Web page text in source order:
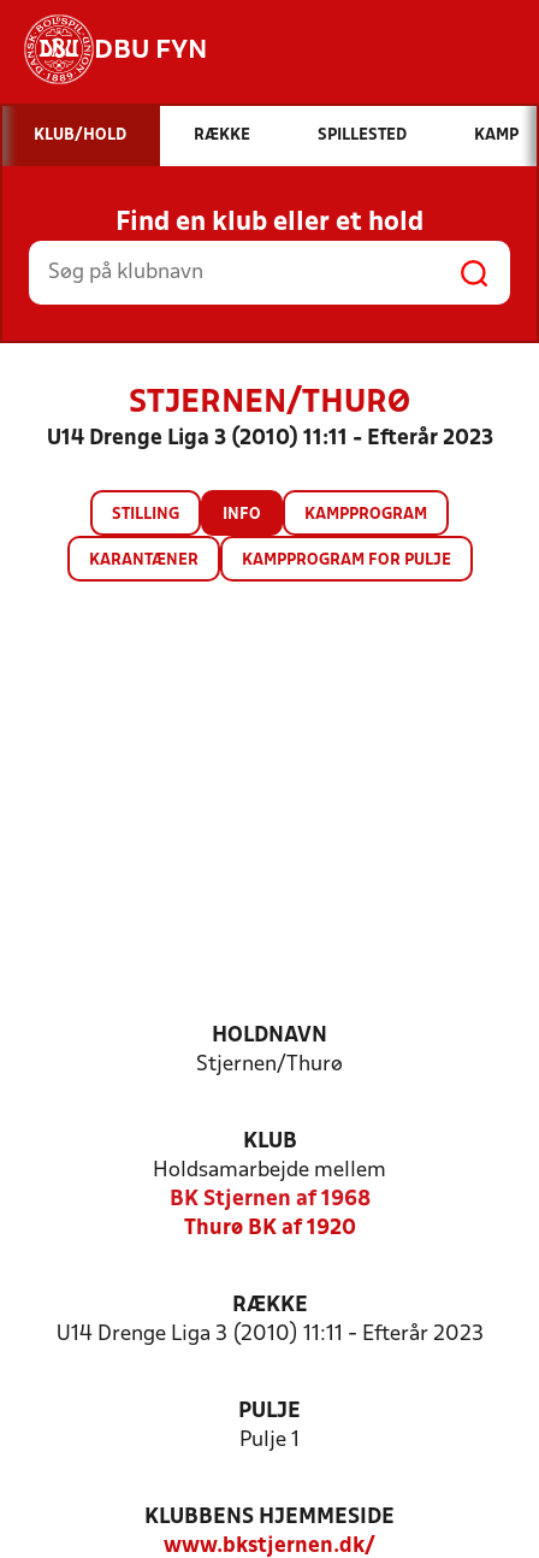
DBU FYN
Hvad vil du søge efter?
INDHOLD OG NYHEDER
STILLINGER, RESULTATER, KLUBBER OG
HOLD
KLUB/HOLD RÆKKE SPILLESTED KAMP
Find en klub eller et hold
STJERNEN/THURØ
U14 Drenge Liga 3 (2010) 11:11 - Efterår 2023
STILLING INFO KAMPPROGRAM
KARANTÆNER KAMPPROGRAM FOR PULJE
HOLDNAVN
Stjernen/Thurø
KLUB
Holdsamarbejde mellem
BK Stjernen af 1968
Thurø BK af 1920
RÆKKE
U14 Drenge Liga 3 (2010) 11:11 - Efterår 2023
PULJE
Pulje 1
KLUBBENS HJEMMESIDE
www.bkstjernen.dk/